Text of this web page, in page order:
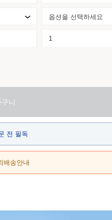
옵션을 선택하세요
니
전 필독
배송안내